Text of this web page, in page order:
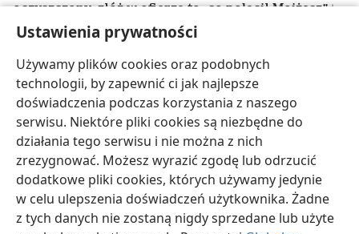
Ustawienia prywatności
Używamy plików cookies oraz podobnych
technologii, by zapewnić ci jak najlepsze
doświadczenia podczas korzystania z naszego
serwisu. Niektóre pliki cookies są niezbędne do
działania tego serwisu i nie można z nich
zrezygnować. Możesz wyrazić zgodę lub odrzucić
dodatkowe pliki cookies, których używamy jedynie
w celu ulepszenia doświadczeń użytkownika. Żadne
z tych danych nie zostaną nigdy sprzedane lub użyte
oczyszczony, złóż w ofierze to, co polecił Mojżesz”+.
45 Ale on, kiedy odszedł, zaczął o tym rozpowiadać
wejść do miasta, lecz przebywał poza nim,
w miejscach odludnych. Ludzie jednak wciąż do
niego przychodzili ze wszystkich stron
polski Udostępnij Ustawienia
Copyright© 2026 Watch Tower Bible and Tract Society of Pennsylvania